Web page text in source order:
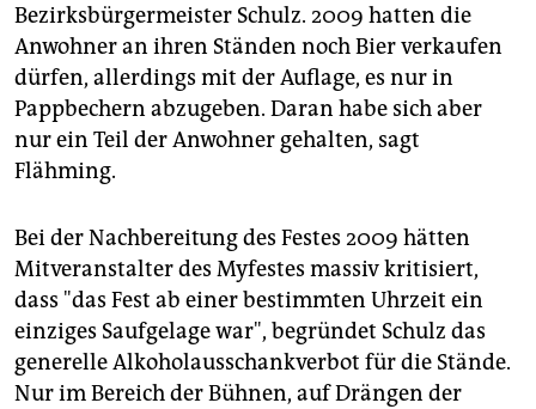
Bezirksbürgermeister Schulz. 2009 hatten die
Anwohner an ihren Ständen noch Bier verkaufen
dürfen, allerdings mit der Auflage, es nur in
Pappbechern abzugeben. Daran habe sich aber
nur ein Teil der Anwohner gehalten, sagt
Flähming.
Bei der Nachbereitung des Festes 2009 hätten
Mitveranstalter des Myfestes massiv kritisiert,
dass "das Fest ab einer bestimmten Uhrzeit ein
einziges Saufgelage war", begründet Schulz das
generelle Alkoholausschankverbot für die Stände.
Nur im Bereich der Bühnen, auf Drängen der